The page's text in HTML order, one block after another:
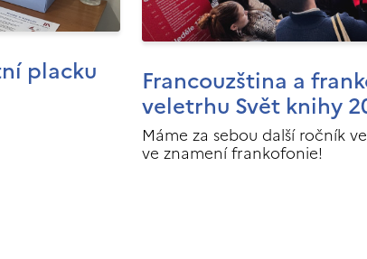
placku Francouzština a
veletrhu Svět knihy
Máme za sebou další ročník
ve znamení frankofonie!